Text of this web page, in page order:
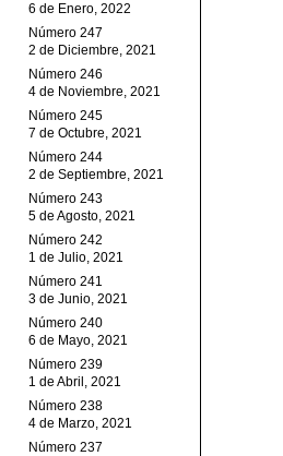
6 de Enero, 2022
Número 247
2 de Diciembre, 2021
Número 246
4 de Noviembre, 2021
Número 245
7 de Octubre, 2021
Número 244
2 de Septiembre, 2021
Número 243
5 de Agosto, 2021
Número 242
1 de Julio, 2021
Número 241
3 de Junio, 2021
Número 240
6 de Mayo, 2021
Número 239
1 de Abril, 2021
Número 238
4 de Marzo, 2021
Número 237